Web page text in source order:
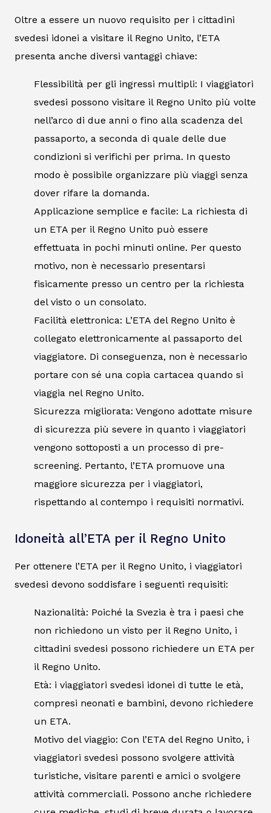
Oltre a essere un nuovo requisito per i cittadini
svedesi idonei a visitare il Regno Unito, l’ETA
presenta anche diversi vantaggi chiave:
Flessibilità per gli ingressi multipli: I viaggiatori
svedesi possono visitare il Regno Unito più volte
nell’arco di due anni o fino alla scadenza del
passaporto, a seconda di quale delle due
condizioni si verifichi per prima. In questo
modo è possibile organizzare più viaggi senza
dover rifare la domanda.
Applicazione semplice e facile: La richiesta di
un ETA per il Regno Unito può essere
effettuata in pochi minuti online. Per questo
motivo, non è necessario presentarsi
fisicamente presso un centro per la richiesta
del visto o un consolato.
Facilità elettronica: L’ETA del Regno Unito è
collegato elettronicamente al passaporto del
viaggiatore. Di conseguenza, non è necessario
portare con sé una copia cartacea quando si
viaggia nel Regno Unito.
Sicurezza migliorata: Vengono adottate misure
di sicurezza più severe in quanto i viaggiatori
vengono sottoposti a un processo di pre-
screening. Pertanto, l’ETA promuove una
maggiore sicurezza per i viaggiatori,
rispettando al contempo i requisiti normativi.
Idoneità all’ETA per il Regno Unito
Per ottenere l’ETA per il Regno Unito, i viaggiatori
svedesi devono soddisfare i seguenti requisiti:
Nazionalità: Poiché la Svezia è tra i paesi che
non richiedono un visto per il Regno Unito, i
cittadini svedesi possono richiedere un ETA per
il Regno Unito.
Età: i viaggiatori svedesi idonei di tutte le età,
compresi neonati e bambini, devono richiedere
un ETA.
Motivo del viaggio: Con l’ETA del Regno Unito, i
viaggiatori svedesi possono svolgere attività
turistiche, visitare parenti e amici o svolgere
attività commerciali. Possono anche richiedere